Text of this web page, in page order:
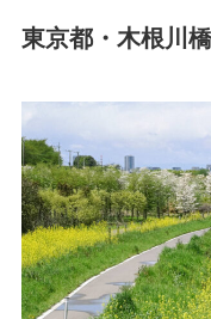
東京都・木根川